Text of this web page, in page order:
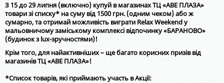
З 15 до 29 липня (включно) купуй в магазинах ТЦ «АВЕ ПЛАЗА»
товари зі списку* на суму від 1500 грн. (одним чеком) або ж
сумарно, та отримай можливість виграти Relax Weekend у
мальовничому заміському комплексі відпочинку «БАРАНОВО»
(будинок з lux-зручностями)!
Крім того, для найактивніших – ще багато корисних призів від
магазинів ТЦ «АВЕ ПЛАЗА»!
*Список товарів, які приймають участь в Акції: